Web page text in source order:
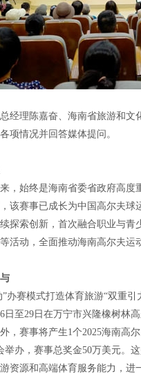
经理陈嘉奋、海南省旅游和
项情况并回答媒体提问。
，始终是海南省委省政府高
该赛事已成长为中国高尔夫
探索创新，首次融合职业与
活动，全面推动海南高尔夫运
办赛模式打造体育旅游“双重
至29日在万宁市兴隆橡树林
，赛事将产生1个2025海南高
举办，赛事总奖金50万美元。
资源和高端体育服务能力，